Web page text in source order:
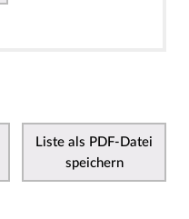
Liste als PDF-Datei
speichern